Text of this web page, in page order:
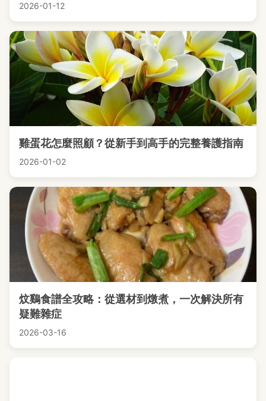
2026-01-12
雞蛋花怎麼照顧？從新手到高手的完整養護指南
2026-01-02
炆鷄食譜全攻略：從選材到燉煮，一次解決所有
疑難雜症
2026-03-16